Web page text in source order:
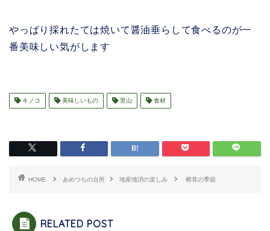
やっぱり採れたては焼いて醤油垂らして食べるのが一
番美味しい気がします
キノコ 美味しいもの 里山 食材
HOME あめつちの台所 地産地消の楽しみ 椎茸の季節
RELATED POST